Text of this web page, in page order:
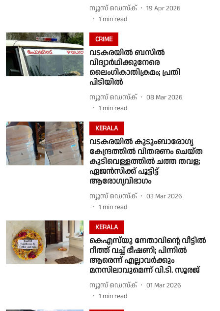
ന്യൂസ് ഡെസ്ക്
19 Apr 2026
1 min read
CRIME
വടകരയിൽ ബസിൽ
വിദ്യാർഥിക്കുനേരെ
ലൈംഗികാതിക്രമം; പ്രതി
പിടിയിൽ
ന്യൂസ് ഡെസ്ക്
08 Mar 2026
1 min read
KERALA
വടകരയിൽ കുടുംബാരോഗ്യ
കേന്ദ്രത്തിൽ വിതരണം ചെയ്ത
കുടിവെള്ളത്തിൽ ചത്ത തവള;
ഏജൻസിക്ക് പൂട്ടിട്ട്
ആരോഗ്യവിഭാഗം
ന്യൂസ് ഡെസ്ക്
03 Mar 2026
1 min read
KERALA
കെഎസ്‌യു നേതാവിൻ്റെ വീട്ടിൽ
റീത്ത് വച്ച് ഭീഷണി; പിന്നിൽ
ആരെന്ന് എല്ലാവർക്കും
മനസിലാവുമെന്ന് വി.ടി. സൂരജ്
ന്യൂസ് ഡെസ്ക്
01 Mar 2026
1 min read